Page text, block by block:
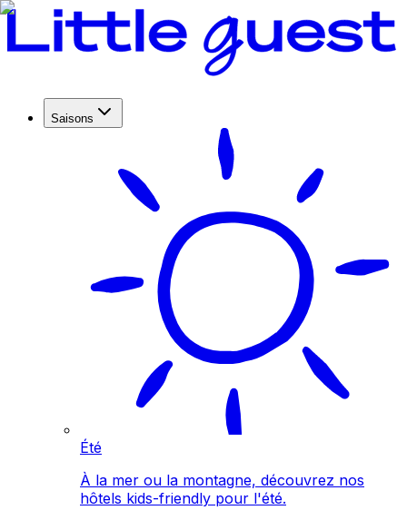
Saisons
Été
À la mer ou la montagne, découvrez nos
hôtels kids-friendly pour l'été.